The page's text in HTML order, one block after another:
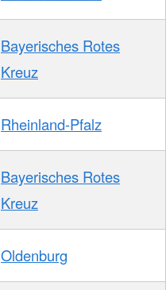
Bayerisches Rotes
Kreuz
Rheinland-Pfalz
Bayerisches Rotes
Kreuz
Oldenburg